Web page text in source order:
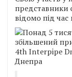
представники
відомо під